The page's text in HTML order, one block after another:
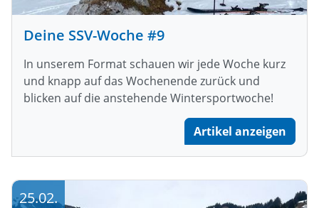
Deine SSV-Woche #9
In unserem Format schauen wir jede Woche kurz
und knapp auf das Wochenende zurück und
blicken auf die anstehende Wintersportwoche!
Artikel anzeigen
25.02.